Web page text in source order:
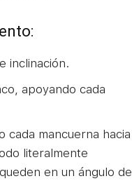
inclinación.
apoyando cada
cada mancuerna hacia
literalmente
en un ángulo de